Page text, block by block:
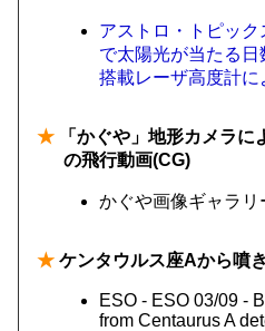
アストロ・トピッ
で太陽光が当たる日
搭載レーザ高度計に
★ 「かぐや」地形カメラに
の飛行動画(CG)
かぐや画像ギャラ
★ ケンタウルス座Aから噴
ESO - ESO 03/09 -
from Centaurus A